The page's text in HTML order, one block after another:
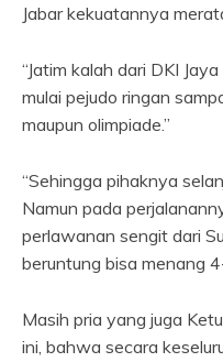
Jabar kekuatannya
“Jatim kalah dari DKI
mulai pejudo ringan
maupun olimpiade.”
“Sehingga pihaknya
Namun pada
perlawanan sengit dari
beruntung bisa menang
Masih pria yang juga
ini, bahwa secara